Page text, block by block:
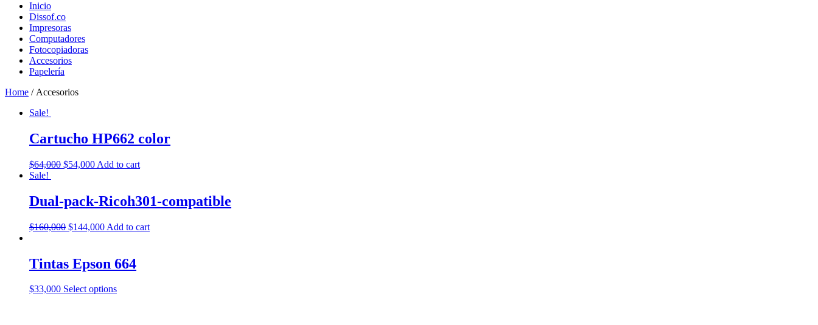
Inicio
Dissof.co
Impresoras
Computadores
Fotocopiadoras
Accesorios
Papelería
Home / Accesorios
Sale!
Cartucho HP662 color
$64,000 $54,000 Add to cart
Sale!
Dual-pack-Ricoh301-compatible
$160,000 $144,000 Add to cart
Tintas Epson 664
$33,000 Select options